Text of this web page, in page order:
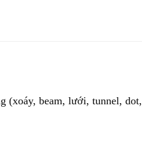
(xoáy, beam, lưới, tunnel, dot,